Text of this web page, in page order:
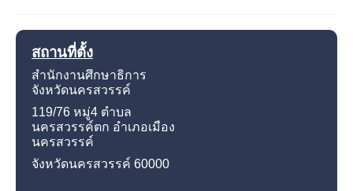
สถานที่ตั้ง
สำนักงานศึกษาธิการ
จังหวัดนครสวรรค์
119/76 หมู่4 ตำบล
นครสวรรค์ตก อำเภอเมือง
นครสวรรค์
จังหวัดนครสวรรค์ 60000